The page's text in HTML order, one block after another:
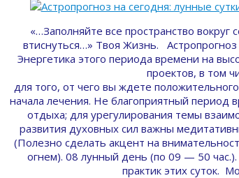
«…Заполняйте все пространство
втиснуться…» Твоя Жизнь.
Энергетика этого периода времени на
проектов, в том
для того, от чего вы ждете
начала лечения. Не благоприятный
отдыха; для урегулирования темы
развития духовных сил важны
(Полезно сделать акцент на
огнем). 08 лунный день (по 09 — 50
практик этих суток.